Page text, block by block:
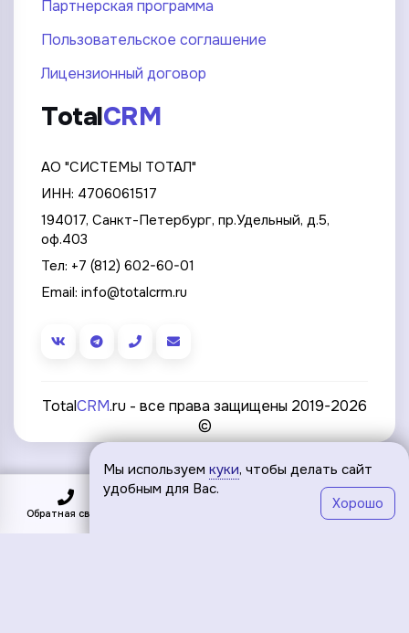
Обратная связь Меню
Партнерская программа
Пользовательское соглашение
Лицензионный договор
TotalCRM
АО "СИСТЕМЫ ТОТАЛ"
ИНН: 4706061517
194017, Санкт-Петербург, пр.Удельный, д.5,
оф.403
Тел: +7 (812) 602-60-01
Email: info@totalcrm.ru
TotalCRM.ru - все права защищены 2019-2026
©
Мы используем куки, чтобы делать сайт
удобным для Вас.
Хорошо